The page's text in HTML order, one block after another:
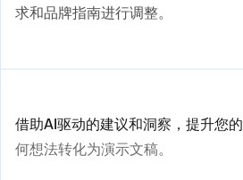
求和品牌指南进行调整。
借助AI驱动的建议和洞察，提升您
何想法转化为演示文稿。